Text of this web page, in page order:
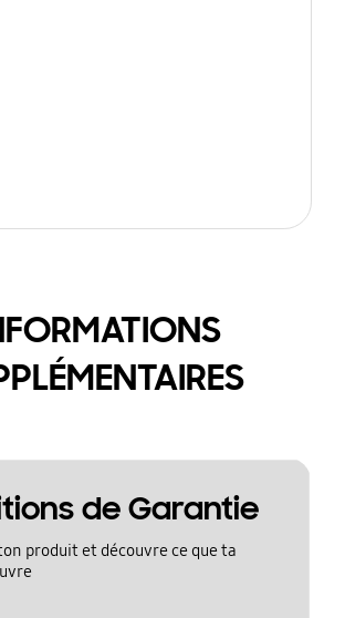
de Garantie
produit et découvre ce que ta